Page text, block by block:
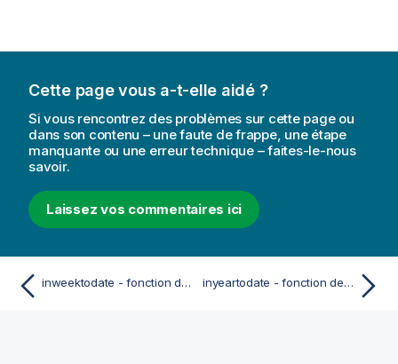
Cette page vous a-t-elle aidé ?
Si vous rencontrez des problèmes sur cette page ou
dans son contenu – une faute de frappe, une étape
manquante ou une erreur technique – faites-le-nous
savoir.
Laissez vos commentaires ici
inweektodate - fonction de script et fonction de graphique inyeartodate - fonction de script et fonction de graphique